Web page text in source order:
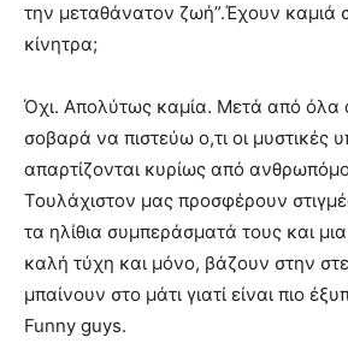
την μεταθάνατον ζωή”.Έχουν καμιά
κίνητρα;
Όχι. Απολύτως καμία. Μετά από όλα
σοβαρά να πιστεύω ο,τι οι μυστικές
απαρτίζονται κυρίως από
Τουλάχιστον μας προσφέρουν
τα ηλίθια συμπεράσματά τους και
καλή τύχη και μόνο, βάζουν στην
μπαίνουν στο μάτι γιατί είναι πιο
Funny guys.